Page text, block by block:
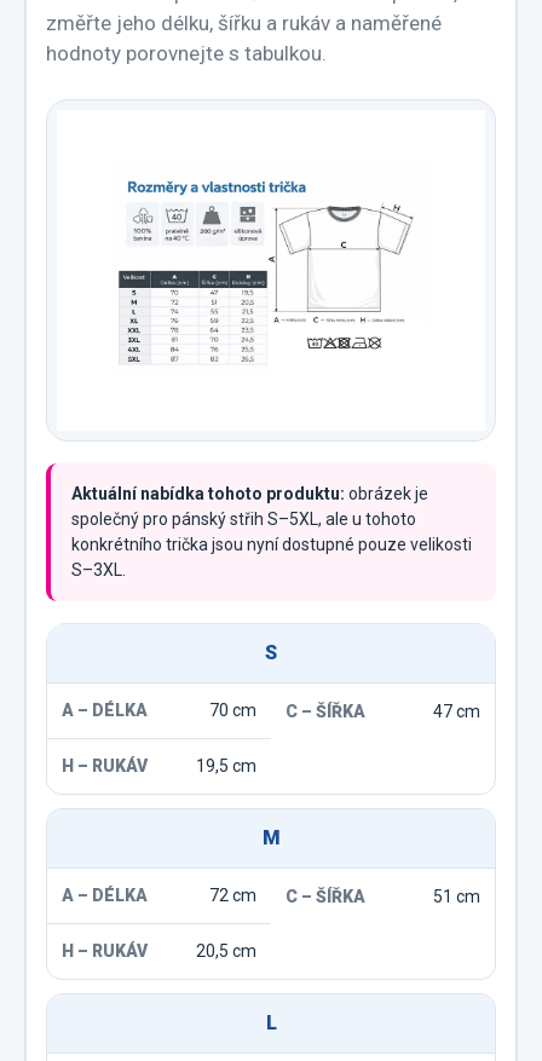
změřte jeho délku, šířku a rukáv a naměřené
hodnoty porovnejte s tabulkou.
Aktuální nabídka tohoto produktu: obrázek je
společný pro pánský střih S–5XL, ale u tohoto
konkrétního trička jsou nyní dostupné pouze velikosti
S–3XL.
S
70 cm 47 cm
19,5 cm
M
72 cm 51 cm
20,5 cm
L